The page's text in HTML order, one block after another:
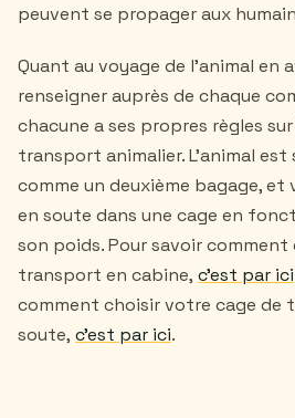
peuvent se propager aux
Quant au voyage de l'animal en
renseigner auprès de chaque
chacune a ses propres règles
transport animalier. L'animal
comme un deuxième bagage, et
en soute dans une cage en
son poids. Pour savoir
transport en cabine, c'est par ici
comment choisir votre cage de
soute, c'est par ici.